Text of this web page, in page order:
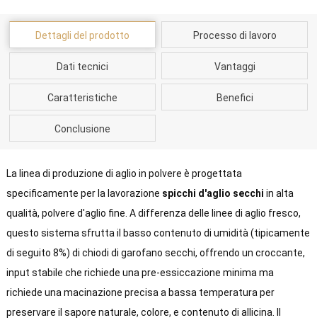
Dettagli del prodotto Processo di lavoro
Dati tecnici Vantaggi
Caratteristiche Benefici
Conclusione
La linea di produzione di aglio in polvere è progettata
specificamente per la lavorazione spicchi d'aglio secchi in alta
qualità, polvere d'aglio fine. A differenza delle linee di aglio fresco,
questo sistema sfrutta il basso contenuto di umidità (tipicamente
di seguito 8%) di chiodi di garofano secchi, offrendo un croccante,
input stabile che richiede una pre-essiccazione minima ma
richiede una macinazione precisa a bassa temperatura per
preservare il sapore naturale, colore, e contenuto di allicina. Il